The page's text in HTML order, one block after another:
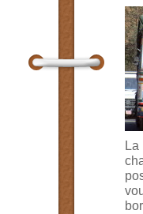
La